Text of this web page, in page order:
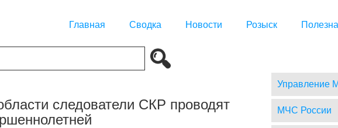
Главная Сводка Новости Розыск
следователи СКР проводят
Управление
МЧС России